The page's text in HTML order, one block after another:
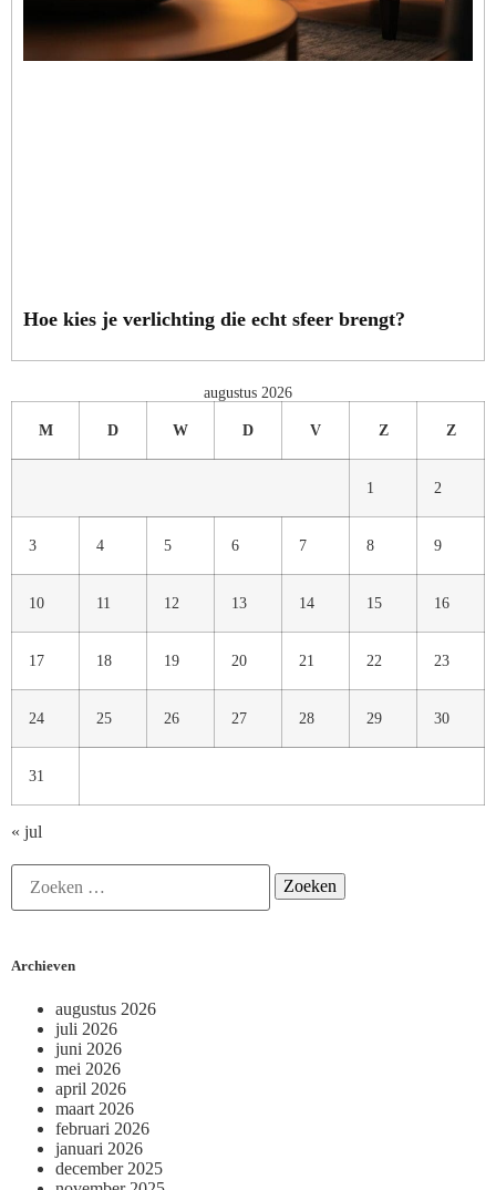
Hoe kies je verlichting die echt sfeer brengt?
augustus 2026
M D W D V Z Z
1 2
3 4 5 6 7 8 9
10 11 12 13 14 15 16
17 18 19 20 21 22 23
24 25 26 27 28 29 30
31
« jul
Archieven
augustus 2026
juli 2026
juni 2026
mei 2026
april 2026
maart 2026
februari 2026
januari 2026
december 2025